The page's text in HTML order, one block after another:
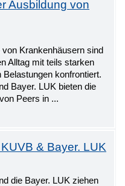
Ausbildung von
von Krankenhäusern sind
Alltag mit teils starken
konfrontiert.
Bayer. LUK bieten die
Peers in ...
& Bayer. LUK
die Bayer. LUK ziehen